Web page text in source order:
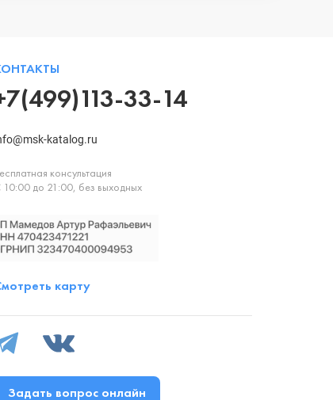
33-14
katalog.ru
консультация
10:00 до 21:00, без выходных
карту
Задать вопрос онлайн